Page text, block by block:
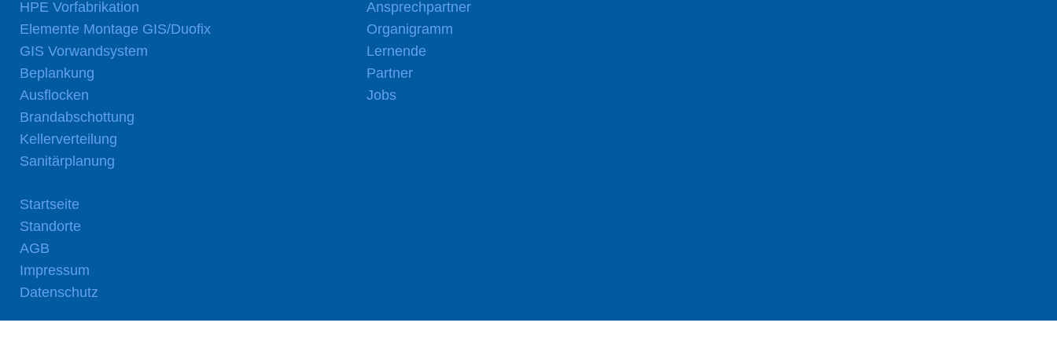
HPE Vorfabrikation
Elemente Montage GIS/Duofix
GIS Vorwandsystem
Beplankung
Ausflocken
Brandabschottung
Kellerverteilung
Sanitärplanung
Ansprechpartner
Organigramm
Lernende
Partner
Jobs
Startseite
Standorte
AGB
Impressum
Datenschutz